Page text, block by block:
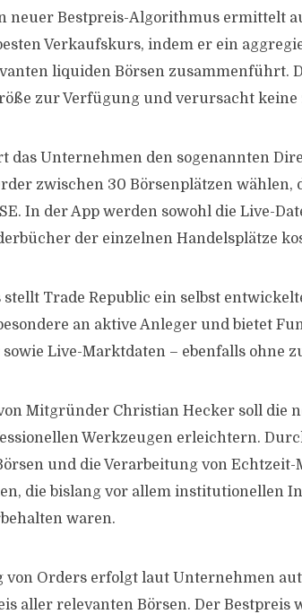
neuer Bestpreis-Algorithmus ermittelt
Verkaufskurs, indem er ein
liquiden Börsen zusammenführt.
zur Verfügung und verursacht keine
das Unternehmen den sogenannten
zwischen 30 Börsenplätzen wählen,
In der App werden sowohl die Live-
der einzelnen Handelsplätze
Trade Republic ein selbst
an aktive Anleger und bietet
Live-Marktdaten – ebenfalls ohne
Mitgründer Christian Hecker soll die
Werkzeugen erleichtern.
und die Verarbeitung von
die bislang vor allem institutionellen
waren.
von Orders erfolgt laut Unternehmen
aller relevanten Börsen. Der Bestpreis